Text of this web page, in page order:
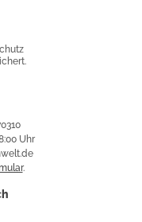
Uhr
.